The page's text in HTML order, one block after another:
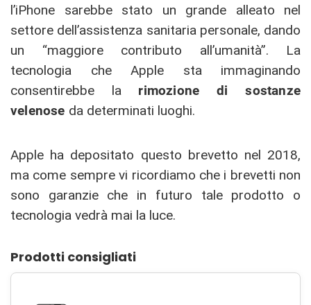
l’iPhone sarebbe stato un grande alleato nel
settore dell’assistenza sanitaria personale, dando
un “maggiore contributo all’umanità”. La
tecnologia che Apple sta immaginando
consentirebbe la rimozione di sostanze
velenose da determinati luoghi.
Apple ha depositato questo brevetto nel 2018,
ma come sempre vi ricordiamo che i brevetti non
sono garanzie che in futuro tale prodotto o
tecnologia vedrà mai la luce.
Prodotti consigliati